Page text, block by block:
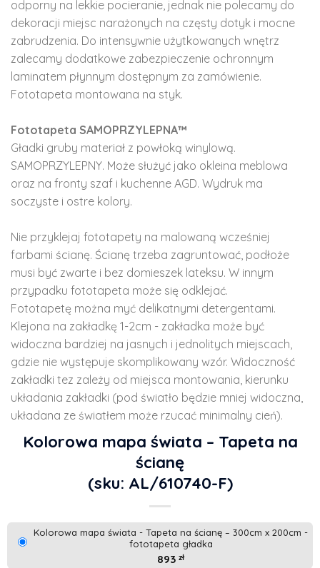
odporny na lekkie pocieranie, jednak nie polecamy do
dekoracji miejsc narażonych na częsty dotyk i mocne
zabrudzenia. Do intensywnie użytkowanych wnętrz
zalecamy dodatkowe zabezpieczenie ochronnym
laminatem płynnym dostępnym za zamówienie.
Fototapeta montowana na styk.
Fototapeta SAMOPRZYLEPNA™
Gładki gruby materiał z powłoką winylową.
SAMOPRZYLEPNY. Może służyć jako okleina meblowa
oraz na fronty szaf i kuchenne AGD. Wydruk ma
soczyste i ostre kolory.
Nie przyklejaj fototapety na malowaną wcześniej
farbami ścianę. Ścianę trzeba zagruntować, podłoże
musi być zwarte i bez domieszek lateksu. W innym
przypadku fototapeta może się odklejać.
Fototapetę można myć delikatnymi detergentami.
Klejona na zakładkę 1-2cm - zakładka może być
widoczna bardziej na jasnych i jednolitych miejscach,
gdzie nie występuje skomplikowany wzór. Widoczność
zakładki tez zależy od miejsca montowania, kierunku
układania zakładki (pod światło będzie mniej widoczna,
układana ze światłem może rzucać minimalny cień).
Kolorowa mapa świata – Tapeta na
ścianę
(sku: AL/610740-F)
Kolorowa mapa świata - Tapeta na ścianę – 300cm x 200cm -
fototapeta gładka
893 zł